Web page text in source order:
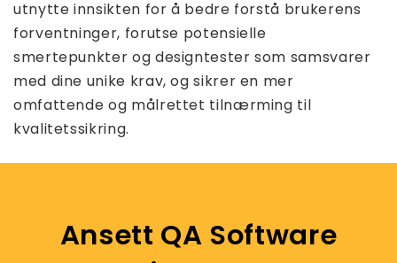
utnytte innsikten for å bedre forstå brukerens
forventninger, forutse potensielle
smertepunkter og designtester som samsvarer
med dine unike krav, og sikrer en mer
omfattende og målrettet tilnærming til
kvalitetssikring.
Ansett QA Software